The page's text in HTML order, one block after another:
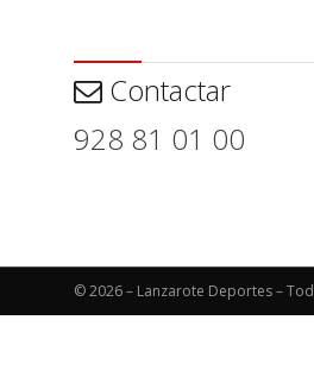
Contactar
928 81 01 00
© 2026 – Lanzarote Deportes –